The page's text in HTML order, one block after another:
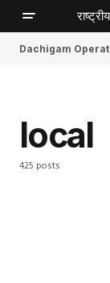
राष्ट्रीय
Dachigam
local
425 posts